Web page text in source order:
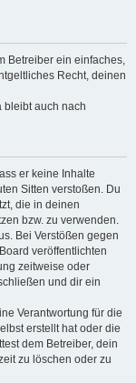
Betreiber ein einfaches,
Recht, deinen
bleibt auch nach
er keine Inhalte
Sitten verstoßen. Du
die in deinen
bzw. zu verwenden.
Bei Verstößen gegen
veröffentlichten
zeitweise oder
und dir ein
Verantwortung für die
erstellt hat oder die
dem Betreiber, dein
zu löschen oder zu